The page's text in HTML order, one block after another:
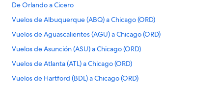
De Orlando a Cicero
Vuelos de Albuquerque (ABQ) a Chicago (ORD)
Vuelos de Aguascalientes (AGU) a Chicago (ORD)
Vuelos de Asunción (ASU) a Chicago (ORD)
Vuelos de Atlanta (ATL) a Chicago (ORD)
Vuelos de Hartford (BDL) a Chicago (ORD)